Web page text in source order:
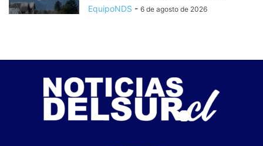
EquipoNDS - 6 de agosto de 2026